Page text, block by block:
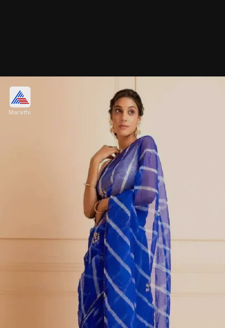
पिंक आणि यलो कॉम्बिनेशन लहरिया
गुलाबी आणि पिवळ्या रंगाची लहरिया साडी एकदम फ्रेश आणि
फेस्टिव्ह फील देते. हलक्या मेकअपसोबत हे कॉम्बिनेशन खूपच सुंदर
दिसतं. दिवसाच्या पूजा किंवा कार्यक्रमांसाठी ही डिझाइन बेस्ट आहे.
Marathi